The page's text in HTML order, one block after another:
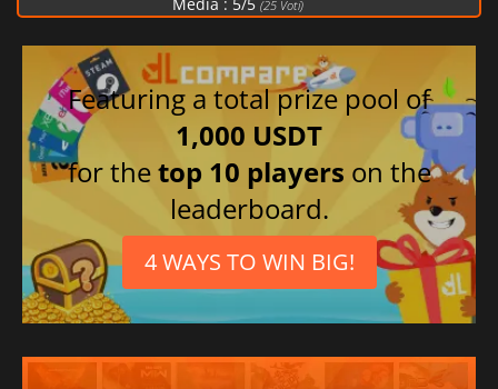
(25Voti)
Featuring a total prize pool of
1,000 USDT
for thetop 10 players on the
leaderboard.
4 WAYS TO WIN BIG!